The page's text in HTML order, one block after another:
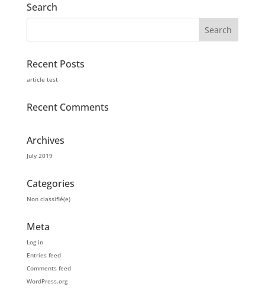
Search
Recent Posts
article test
Recent Comments
Archives
July 2019
Categories
Non classifié(e)
Meta
Log in
Entries feed
Comments feed
WordPress.org